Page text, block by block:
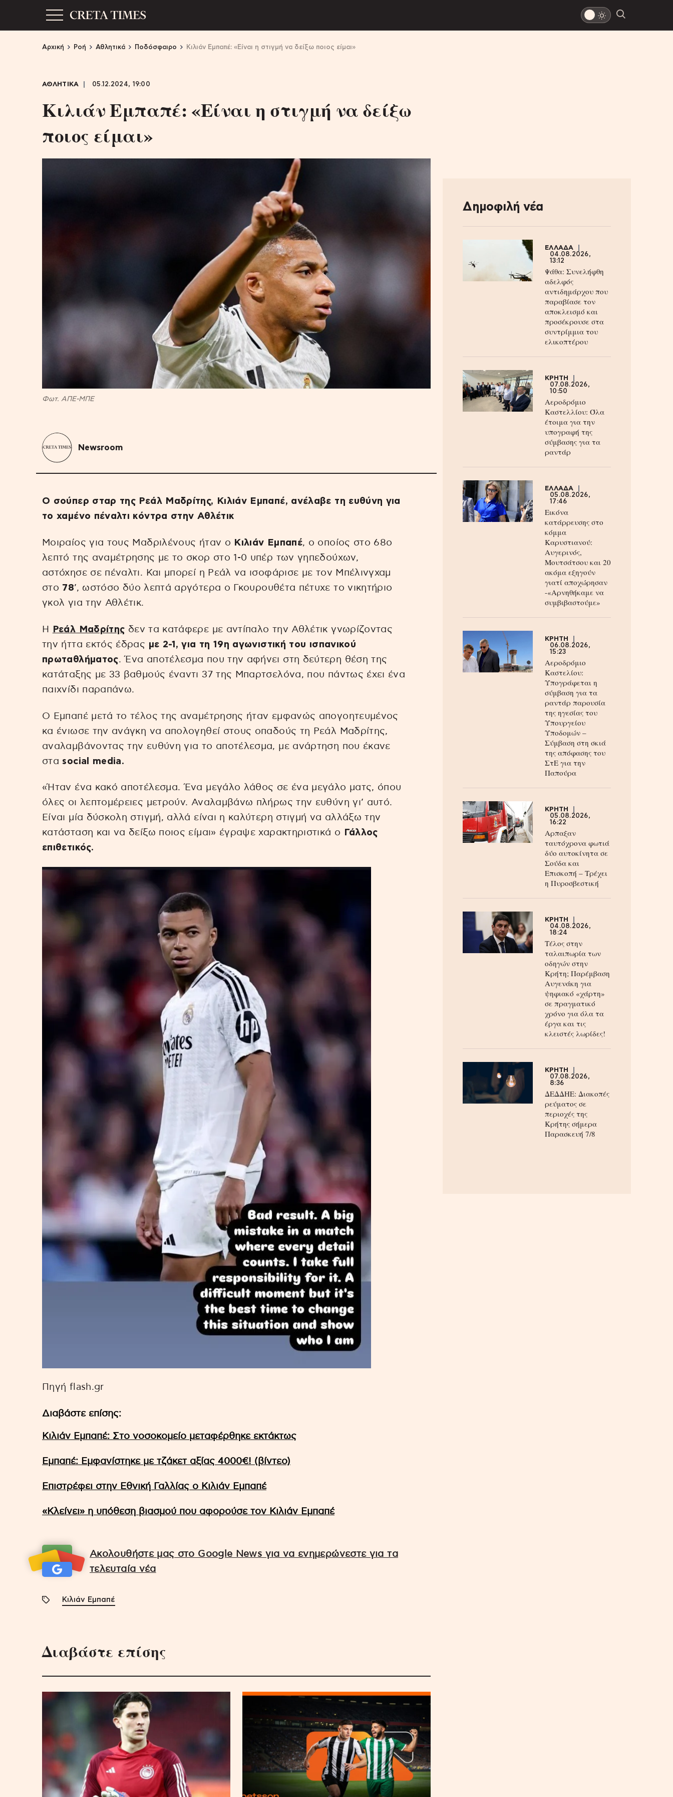
Αρχική Ροή Αθλητικά Ποδόσφαιρο Κιλιάν Εμπαπέ: «Είναι η στιγμή να δείξω ποιος είμαι»
ΑΘΛΗΤΙΚΑ 05.12.2024, 19:00
Κιλιάν Εμπαπέ: «Είναι η στιγμή να δείξω
ποιος είμαι»
Φωτ. ΑΠΕ-ΜΠΕ
Newsroom
Ο σούπερ σταρ της Ρεάλ Μαδρίτης, Κιλιάν Εμπαπέ, ανέλαβε τη ευθύνη για
το χαμένο πέναλτι κόντρα στην Αθλέτικ
Μοιραίος για τους Μαδριλένους ήταν ο Κιλιάν Εμπαπέ, ο οποίος στο 68ο
λεπτό της αναμέτρησης με το σκορ στο 1-0 υπέρ των γηπεδούχων,
αστόχησε σε πέναλτι. Και μπορεί η Ρεάλ να ισοφάρισε με τον Μπέλινγχαμ
στο 78’, ωστόσο δύο λεπτά αργότερα ο Γκουρουθέτα πέτυχε το νικητήριο
γκολ για την Αθλέτικ.
Η Ρεάλ Μαδρίτης δεν τα κατάφερε με αντίπαλο την Αθλέτικ γνωρίζοντας
την ήττα εκτός έδρας με 2-1, για τη 19η αγωνιστική του ισπανικού
πρωταθλήματος. Ένα αποτέλεσμα που την αφήνει στη δεύτερη θέση της
κατάταξης με 33 βαθμούς έναντι 37 της Μπαρτσελόνα, που πάντως έχει ένα
παιχνίδι παραπάνω.
Ο Εμπαπέ μετά το τέλος της αναμέτρησης ήταν εμφανώς απογοητευμένος
κα ένιωσε την ανάγκη να απολογηθεί στους οπαδούς τη Ρεάλ Μαδρίτης,
αναλαμβάνοντας την ευθύνη για το αποτέλεσμα, με ανάρτηση που έκανε
σταsocial media.
«Ήταν ένα κακό αποτέλεσμα. Ένα μεγάλο λάθος σε ένα μεγάλο ματς, όπου
όλες οι λεπτομέρειες μετρούν. Αναλαμβάνω πλήρως την ευθύνη γι’ αυτό.
Είναι μία δύσκολη στιγμή, αλλά είναι η καλύτερη στιγμή να αλλάξω την
κατάσταση και να δείξω ποιος είμαι» έγραψε χαρακτηριστικά ο Γάλλος
επιθετικός.
Πηγή flash.gr
Διαβάστε επίσης:
Κιλιάν Εμπαπέ: Στο νοσοκομείο μεταφέρθηκε εκτάκτως
Εμπαπέ: Εμφανίστηκε με τζάκετ αξίας 4000€! (βίντεο)
Επιστρέφει στην Εθνική Γαλλίας ο Κιλιάν Εμπαπέ
«Κλείνει» η υπόθεση βιασμού που αφορούσε τον Κιλιάν Εμπαπέ
Ακολουθήστε μας στο Google News για να ενημερώνεστε για τα
τελευταία νέα
Κιλιάν Εμπαπέ
Διαβάστε επίσης
Δημοφιλή νέα
ΕΛΛΑΔΑ
04.08.2026,
13:12
Ψάθα: Συνελήφθη
αδελφός
αντιδημάρχου που
παραβίασε τον
αποκλεισμό και
προσέκρουσε στα
συντρίμμια του
ελικοπτέρου
ΚΡΗΤΗ
07.08.2026,
10:50
Αεροδρόμιο
Καστελλίου: Όλα
έτοιμα για την
υπογραφή της
σύμβασης για τα
ραντάρ
ΕΛΛΑΔΑ
05.08.2026,
17:46
Εικόνα
κατάρρευσης στο
κόμμα
Καρυστιανού:
Αυγερινός,
Μουτσάτσου και 20
ακόμα εξηγούν
γιατί αποχώρησαν
-«Αρνηθήκαμε να
συμβιβαστούμε»
ΚΡΗΤΗ
06.08.2026,
15:23
Αεροδρόμιο
Καστελίου:
Υπογράφεται η
σύμβαση για τα
ραντάρ παρουσία
της ηγεσίας του
Υπουργείου
Υποδομών –
Σύμβαση στη σκιά
της απόφασης του
ΣτΕ για την
Παπούρα
ΚΡΗΤΗ
05.08.2026,
16:22
Αρπαξαν
ταυτόχρονα φωτιά
δύο αυτοκίνητα σε
Σούδα και
Επισκοπή – Τρέχει
η Πυροσβεστική
ΚΡΗΤΗ
04.08.2026,
18:24
Τέλος στην
ταλαιπωρία των
οδηγών στην
Κρήτη; Παρέμβαση
Αυγενάκη για
ψηφιακό «χάρτη»
σε πραγματικό
χρόνο για όλα τα
έργα και τις
κλειστές λωρίδες!
ΚΡΗΤΗ
07.08.2026,
8:36
ΔΕΔΔΗΕ: Διακοπές
ρεύματος σε
περιοχές της
Κρήτης σήμερα
Παρασκευή 7/8